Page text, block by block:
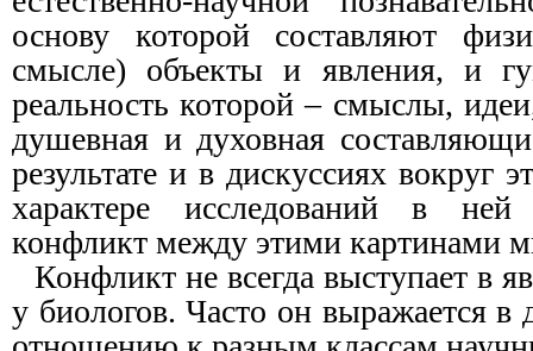
основу которой составляют
смысле) объекты и явления, и
реальность которой – смыслы,
душевная и духовная
результате и в дискуссиях вокруг
характере исследований в ней
конфликт между этими картинами
Конфликт не всегда выступает в
у биологов. Часто он выражается в